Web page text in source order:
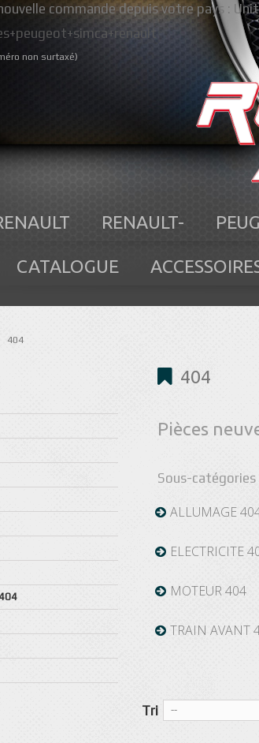
commande depuis votre pays :
non surtaxé)
RENAULT-
CATALOGUE
404
404
Pièces
Sous-catégories
ALLUMAGE
ELECTRICITE
MOTEUR 404
TRAIN AVANT
Tri --